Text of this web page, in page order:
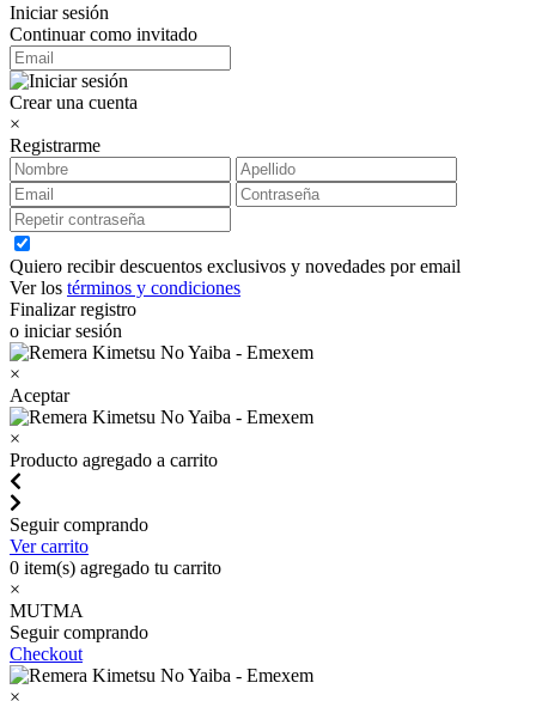
Iniciar sesión
Continuar como invitado
Crear una cuenta
×
Registrarme
Quiero recibir descuentos exclusivos y novedades por email
Ver los términos y condiciones
Finalizar registro
o iniciar sesión
×
Aceptar
×
Producto agregado a carrito
Seguir comprando
Ver carrito
0 item(s) agregado tu carrito
×
MUTMA
Seguir comprando
Checkout
×